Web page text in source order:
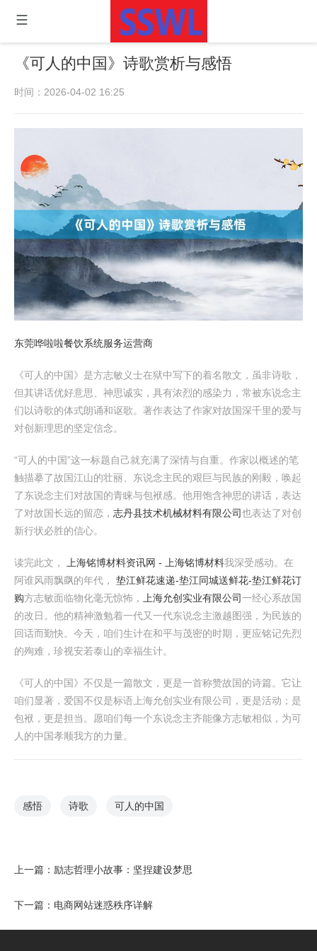
《可人的中国》诗歌赏析与感悟
时间：2026-04-02 16:25
东莞哗啦啦餐饮系统服务运营商
《可人的中国》是方志敏义士在狱中写下的着名散文，虽非诗歌，
但其讲话优好意思、神思诚实，具有浓烈的感染力，常被东说念主
们以诗歌的体式朗诵和讴歌。著作表达了作家对故国深千里的爱与
对创新理思的坚定信念。
“可人的中国”这一标题自己就充满了深情与自重。作家以概述的笔
触描摹了故国江山的壮丽、东说念主民的艰巨与民族的刚毅，唤起
了东说念主们对故国的青睐与包袱感。他用饱含神思的讲话，表达
了对故国长远的留恋， 志丹县技术机械材料有限公司也表达了对创
新行状必胜的信心。
读完此文， 上海铭博材料资讯网 - 上海铭博材料我深受感动。在
阿谁风雨飘飖的年代， 垫江鲜花速递-垫江同城送鲜花-垫江鲜花订
购方志敏面临物化毫无惊怖， 上海允创实业有限公司一经心系故国
的改日。他的精神激勉着一代又一代东说念主激越图强，为民族的
回话而勤快。今天，咱们生计在和平与茂密的时期，更应铭记先烈
的殉难，珍视安若泰山的幸福生计。
《可人的中国》不仅是一篇散文，更是一首称赞故国的诗篇。它让
咱们显著，爱国不仅是标语上海允创实业有限公司，更是活动；是
包袱，更是担当。愿咱们每一个东说念主齐能像方志敏相似，为可
人的中国孝顺我方的力量。
感悟 诗歌 可人的中国
上一篇： 励志哲理小故事：坚捏建设梦思
下一篇： 电商网站迷惑秩序详解